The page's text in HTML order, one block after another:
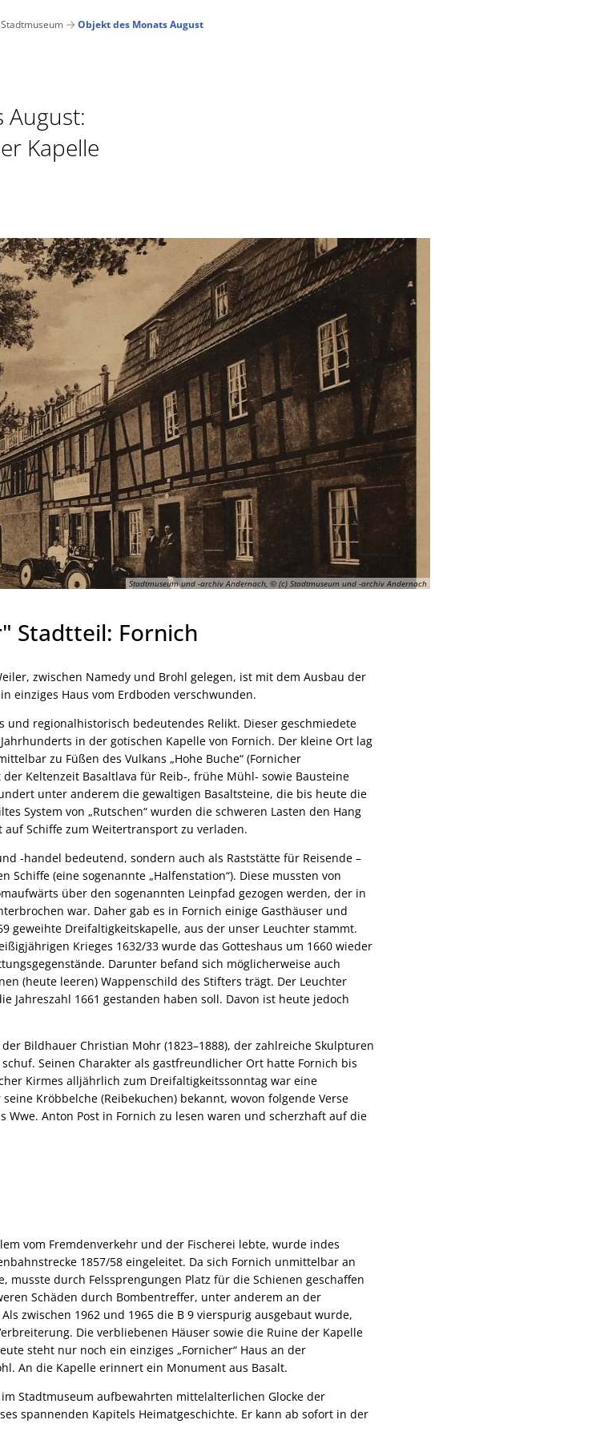
Stadtmuseum
Sonderausstellung "Bagatelle"
Runder Turm
Stadtbücherei
Objekt des Monats August
August:
Kapelle
Stadtmuseum und -archiv Andernach, © (c) Stadtmuseum und -archiv Andernach
Stadtteil: Fornich
zwischen Namedy und Brohl gelegen, ist mit dem Ausbau der
einziges Haus vom Erdboden verschwunden.
und regionalhistorisch bedeutendes Relikt. Dieser geschmiedete
in der gotischen Kapelle von Fornich. Der kleine Ort lag
zu Füßen des Vulkans „Hohe Buche“ (Fornicher
Keltenzeit Basaltlava für Reib-, frühe Mühl- sowie Bausteine
unter anderem die gewaltigen Basaltsteine, die bis heute die
System von „Rutschen“ wurden die schweren Lasten den Hang
Schiffe zum Weitertransport zu verladen.
-handel bedeutend, sondern auch als Raststätte für Reisende –
(eine sogenannte „Halfenstation“). Diese mussten von
über den sogenannten Leinpfad gezogen werden, der in
war. Daher gab es in Fornich einige Gasthäuser und
geweihte Dreifaltigkeitskapelle, aus der unser Leuchter stammt.
Krieges 1632/33 wurde das Gotteshaus um 1660 wieder
Darunter befand sich möglicherweise auch
(heute leeren) Wappenschild des Stifters trägt. Der Leuchter
Jahreszahl 1661 gestanden haben soll. Davon ist heute jedoch
Bildhauer Christian Mohr (1823–1888), der zahlreiche Skulpturen
Seinen Charakter als gastfreundlicher Ort hatte Fornich bis
Kirmes alljährlich zum Dreifaltigkeitssonntag war eine
Kröbbelche (Reibekuchen) bekannt, wovon folgende Verse
Wwe. Anton Post in Fornich zu lesen waren und scherzhaft auf die
vom Fremdenverkehr und der Fischerei lebte, wurde indes
1857/58 eingeleitet. Da sich Fornich unmittelbar an
musste durch Felssprengungen Platz für die Schienen geschaffen
Schäden durch Bombentreffer, unter anderem an der
zwischen 1962 und 1965 die B 9 vierspurig ausgebaut wurde,
Die verbliebenen Häuser sowie die Ruine der Kapelle
steht nur noch ein einziges „Fornicher“ Haus an der
An die Kapelle erinnert ein Monument aus Basalt.
Stadtmuseum aufbewahrten mittelalterlichen Glocke der
spannenden Kapitels Heimatgeschichte. Er kann ab sofort in der